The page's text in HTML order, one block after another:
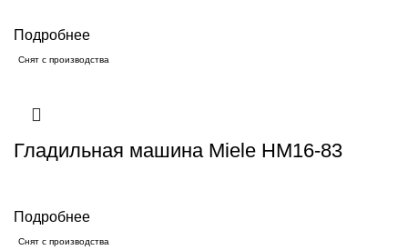
Подробнее
Снят с производства
Гладильная машина Miele HM16-83
Подробнее
Снят с производства